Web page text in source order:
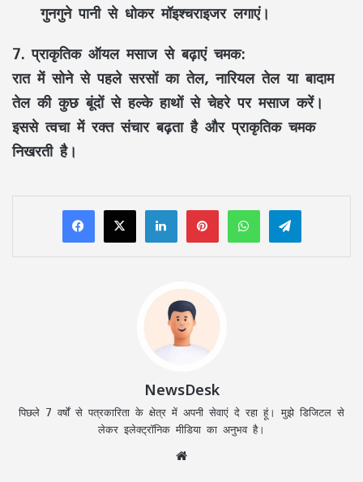
गुनगुने पानी से धोकर मॉइश्चराइजर लगाएं।
7. प्राकृतिक ऑयल मसाज से बढ़ाएं चमक:
रात में सोने से पहले सरसों का तेल, नारियल तेल या बादाम
तेल की कुछ बूंदों से हल्के हाथों से चेहरे पर मसाज करें।
इससे त्वचा में रक्त संचार बढ़ता है और प्राकृतिक चमक
निखरती है।
LinkedInPinterestWhatsAppTelegram
NewsDesk
पिछले 7 वर्षों से पत्रकारिता के क्षेत्र में अपनी सेवाएं दे रहा हूं। मुझे डिजिटल से
लेकर इलेक्ट्रॉनिक मीडिया का अनुभव है।